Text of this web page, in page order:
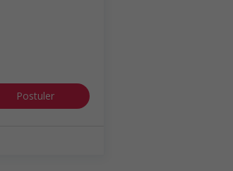
Postuler